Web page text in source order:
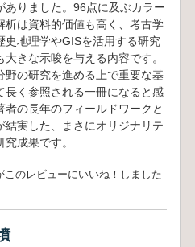
ありました。96点に及ぶカラー
析は資料的価値も高く、考古学
史地理学やGISを活用する研究
大きな示唆を与える内容です。
野の研究を進める上で重要な基
長く参照される一冊になると感
者の長年のフィールドワークと
結実した、まさにオリジナリテ
究成果です。
このレビューにいいね！しました